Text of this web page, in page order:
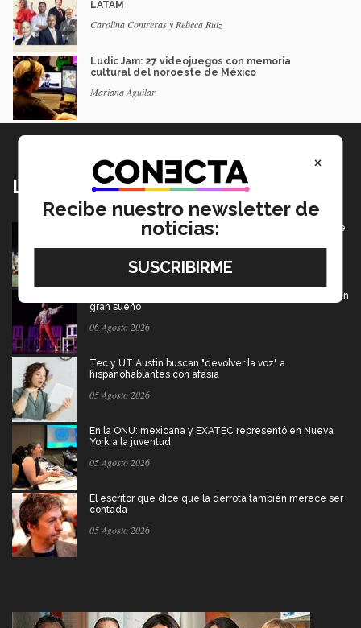
LATAM
Carolina Contreras y Rebeca Ruiz
Ludic Jam: 27 videojuegos con memoria
cultural del noroeste de México
Mariana Aguilar
Lo más nuevo
Borregos CCM van por el campeonato en Liga Mayor de
06 Agosto 2026
De PrepaTec Qro al mundo: el escenario donde nació un
gran sueño
06 Agosto 2026
Tec y UT Austin buscan "devolver la voz" a
hispanohablantes con afasia
05 Agosto 2026
En la ONU: mexicana y EXATEC representó en Nueva
York a la juventud
05 Agosto 2026
El escritor que dice que la derrota también merece ser
contada
05 Agosto 2026
×
Recibe nuestro newsletter de
noticias: